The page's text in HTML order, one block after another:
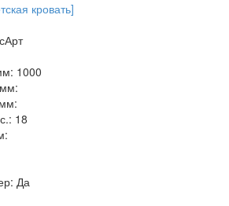
кровать]
1000
18
Да